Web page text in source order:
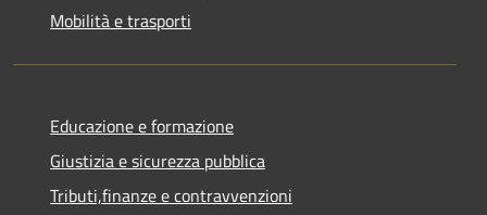
Mobilità e trasporti
Educazione e formazione
Giustizia e sicurezza pubblica
Tributi,finanze e contravvenzioni